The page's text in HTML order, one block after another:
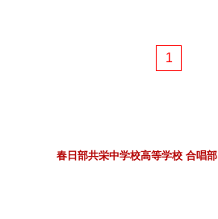
1
春日部共栄中学校高等学校 合唱部